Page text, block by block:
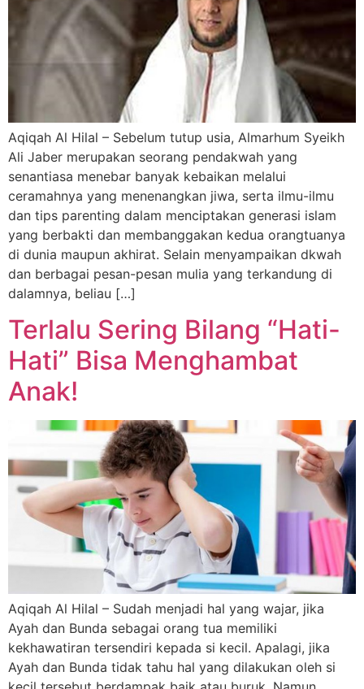
Aqiqah Al Hilal – Sebelum tutup usia, Almarhum Syeikh
Ali Jaber merupakan seorang pendakwah yang
senantiasa menebar banyak kebaikan melalui
ceramahnya yang menenangkan jiwa, serta ilmu-ilmu
dan tips parenting dalam menciptakan generasi islam
yang berbakti dan membanggakan kedua orangtuanya
di dunia maupun akhirat. Selain menyampaikan dkwah
dan berbagai pesan-pesan mulia yang terkandung di
dalamnya, beliau […]
Terlalu Sering Bilang “Hati-
Hati” Bisa Menghambat
Anak!
Aqiqah Al Hilal – Sudah menjadi hal yang wajar, jika
Ayah dan Bunda sebagai orang tua memiliki
kekhawatiran tersendiri kepada si kecil. Apalagi, jika
Ayah dan Bunda tidak tahu hal yang dilakukan oleh si